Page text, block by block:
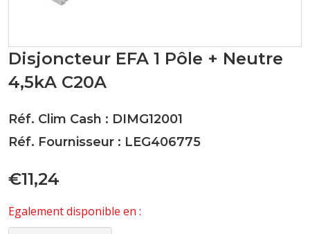
Disjoncteur EFA 1 Pôle + Neutre
4,5kA C20A
Réf. Clim Cash : DIMG12001
Réf. Fournisseur : LEG406775
€11,24
Egalement disponible en :